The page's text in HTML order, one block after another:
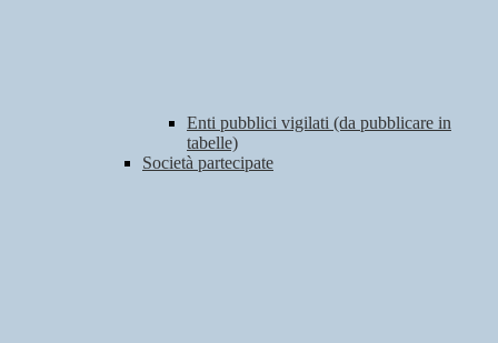
Enti pubblici vigilati (da pubblicare in
tabelle)
Società partecipate